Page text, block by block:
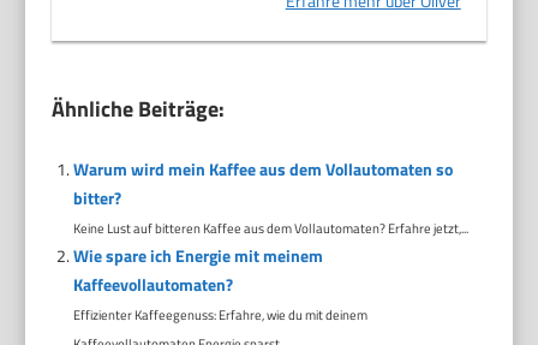
Ähnliche Beiträge:
Warum wird mein Kaffee aus dem Vollautomaten so
bitter?
Keine Lust auf bitteren Kaffee aus dem Vollautomaten? Erfahre jetzt,...
Wie spare ich Energie mit meinem
Kaffeevollautomaten?
Effizienter Kaffeegenuss: Erfahre, wie du mit deinem